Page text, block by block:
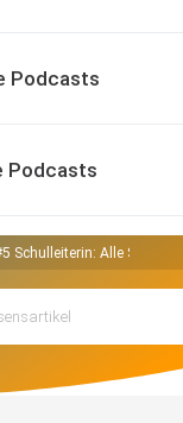
Podcasts
Podcasts
Schulleiterin: Alle